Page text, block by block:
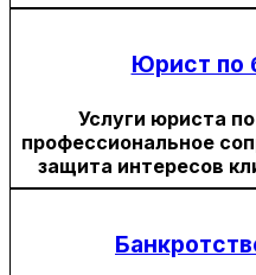
Юрист по
Услуги юриста
профессиональное
защита интересов